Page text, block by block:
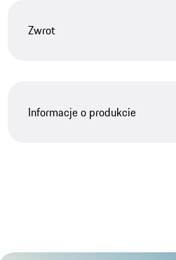
Zwrot
Informacje o produkcie